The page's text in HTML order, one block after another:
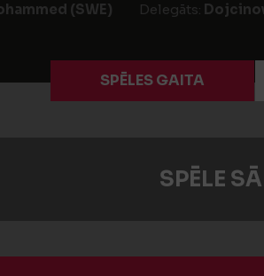
(SWE) Delegāts:
SPĒLES GAITA
SPĒLE